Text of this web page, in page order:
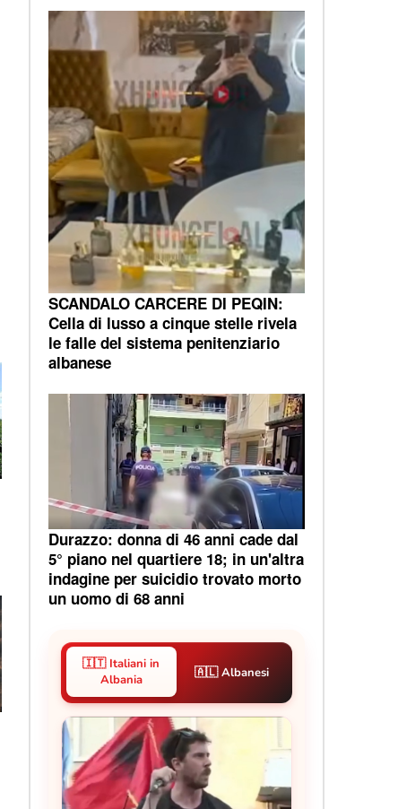
SCANDALO CARCERE DI PEQIN:
Cella di lusso a cinque stelle rivela
le falle del sistema penitenziario
albanese
Durazzo: donna di 46 anni cade dal
5° piano nel quartiere 18; in un'altra
indagine per suicidio trovato morto
un uomo di 68 anni
🇮🇹 Italiani in
Albania
🇦🇱 Albanesi